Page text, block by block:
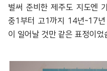
벌써 준비한 제주도 지도엔
중1부터 고1까지 14년~17
이 일어날 것만 같은 표정이었